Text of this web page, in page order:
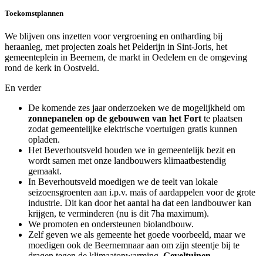
Toekomstplannen
We blijven ons inzetten voor vergroening en ontharding bij
heraanleg, met projecten zoals het Pelderijn in Sint-Joris, het
gemeenteplein in Beernem, de markt in Oedelem en de omgeving
rond de kerk in Oostveld.
En verder
De komende zes jaar onderzoeken we de mogelijkheid om
zonnepanelen op de gebouwen van het Fort te plaatsen
zodat gemeentelijke elektrische voertuigen gratis kunnen
opladen.
Het Beverhoutsveld houden we in gemeentelijk bezit en
wordt samen met onze landbouwers klimaatbestendig
gemaakt.
In Beverhoutsveld moedigen we de teelt van lokale
seizoensgroenten aan i.p.v. maïs of aardappelen voor de grote
industrie. Dit kan door het aantal ha dat een landbouwer kan
krijgen, te verminderen (nu is dit 7ha maximum).
We promoten en ondersteunen biolandbouw.
Zelf geven we als gemeente het goede voorbeeld, maar we
moedigen ook de Beernemnaar aan om zijn steentje bij te